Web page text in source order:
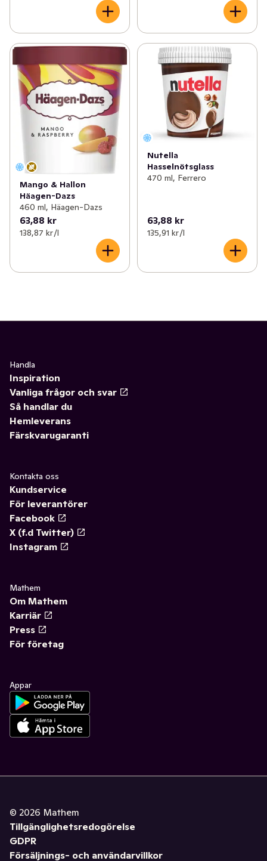
Mango & Hallon
Häagen-Dazs
460 ml, Häagen-Dazs
63,88 kr
138,87 kr /l
Nutella
Hasselnötsglass
470 ml, Ferrero
63,88 kr
135,91 kr /l
Handla
Inspiration
Vanliga frågor och svar
Så handlar du
Hemleverans
Färskvarugaranti
Kontakta oss
Kundservice
För leverantörer
Facebook
X (f.d Twitter)
Instagram
Mathem
Om Mathem
Karriär
Press
För företag
Appar
© 2026 Mathem
Tillgänglighetsredogörelse
GDPR
Försäljnings- och användarvillkor